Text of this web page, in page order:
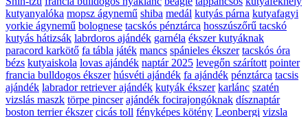
kutyanyalóka mopsz ágynemű shiba medál kutyás párna kutyafagyi
yorkie ágynemű bolognese tacskós pénztárca hosszúszőrű tacskó
kutyás hátizsák labrdoros ajándék garnéla ékszer kutyáknak
paracord karkötő fa tábla játék mancs spánieles ékszer tacskós óra
bézs kutyaiskola lovas ajándék naptár 2025 levegőn szárított pointer
francia bulldogos ékszer húsvéti ajándék fa ajándék pénztárca tacsis
ajándék labrador retriever ajándék kutyák ékszer karlánc szatén
vizslás maszk törpe pincser ajándék focirajongóknak dísznaptár
boston terrier ékszer cicás toll fényképes kötény Leonbergi vizsla